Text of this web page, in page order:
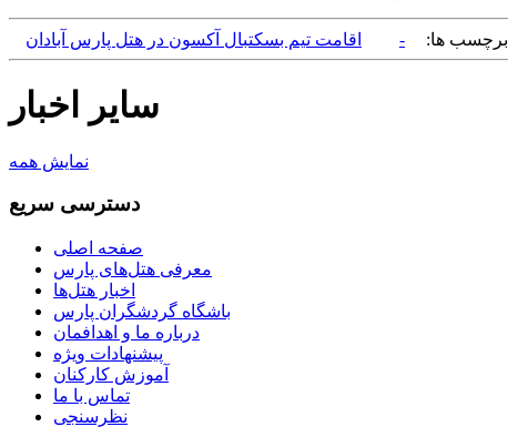
برچسب ها: - اقامت تیم بسکتبال آکسون در هتل پارس آبادان
سایر اخبار
نمایش همه
دسترسی سریع
صفحه اصلی
معرفی هتل‌های پارس
اخبار هتل‌ها
باشگاه گردشگران پارس
درباره ما و اهدافمان
پیشنهادات ویژه
آموزش کارکنان
تماس با ما
نظرسنجی